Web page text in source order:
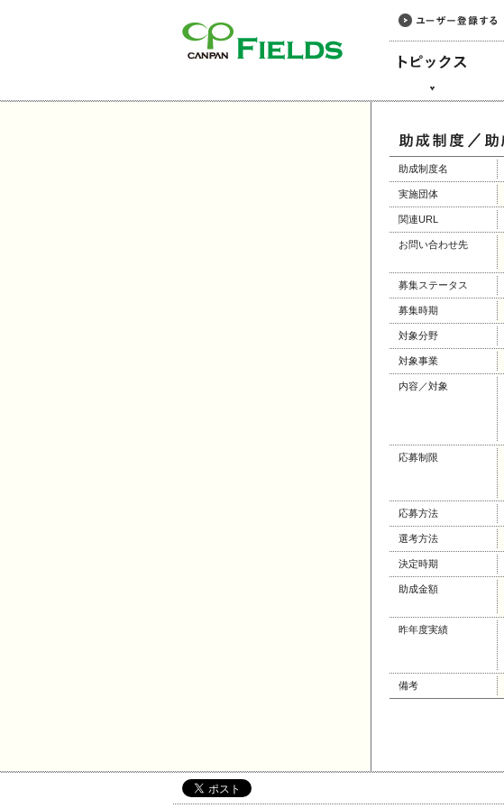
助成制度名
実施団体
関連URL
お問い合わせ先
募集ステータス
募集時期
対象分野
対象事業
内容／対象
応募制限
応募方法
選考方法
決定時期
助成金額
昨年度実績
備考